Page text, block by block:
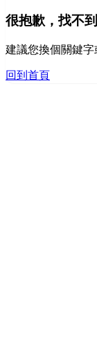
很抱歉，找不
建議您換個關鍵字
回到首頁